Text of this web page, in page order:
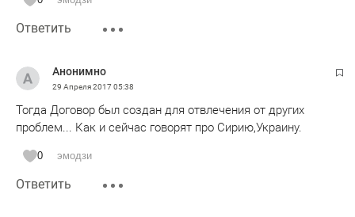
Ответить
Анонимно
29 Апреля 201705:38
Тогда Договор был создан для отвлечения от других
проблем... Как и сейчас говорят про Сирию,Украину.
0 эмодзи
Ответить